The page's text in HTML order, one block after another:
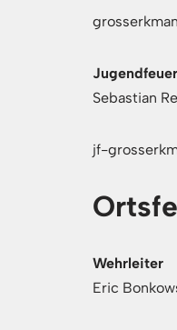
Sebastian
jf-
Wehrleiter
Eric